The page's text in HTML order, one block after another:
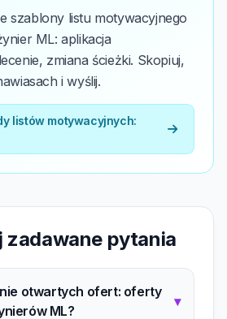
szablony listu motywacyjnego
ML: aplikacja
zmiana ścieżki. Skopiuj,
i wyślij.
listów motywacyjnych:
zadawane pytania
otwartych ofert: oferty
ML?
▾